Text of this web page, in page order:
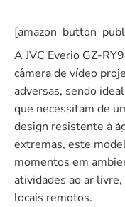
A JVC Everio GZ-
câmera de vídeo
adversas, sendo
que necessitam de
design resistente à
extremas, este
momentos em
atividades ao ar
locais remotos.